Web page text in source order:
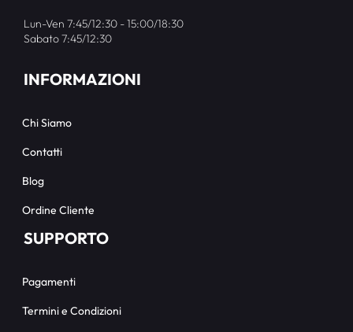
Lun-Ven 7:45/12:30 - 15:00/18:30
Sabato 7:45/12:30
INFORMAZIONI
Chi Siamo
Contatti
Blog
Ordine Cliente
SUPPORTO
Pagamenti
Termini e Condizioni